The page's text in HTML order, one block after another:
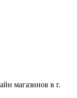
магазинов в г.